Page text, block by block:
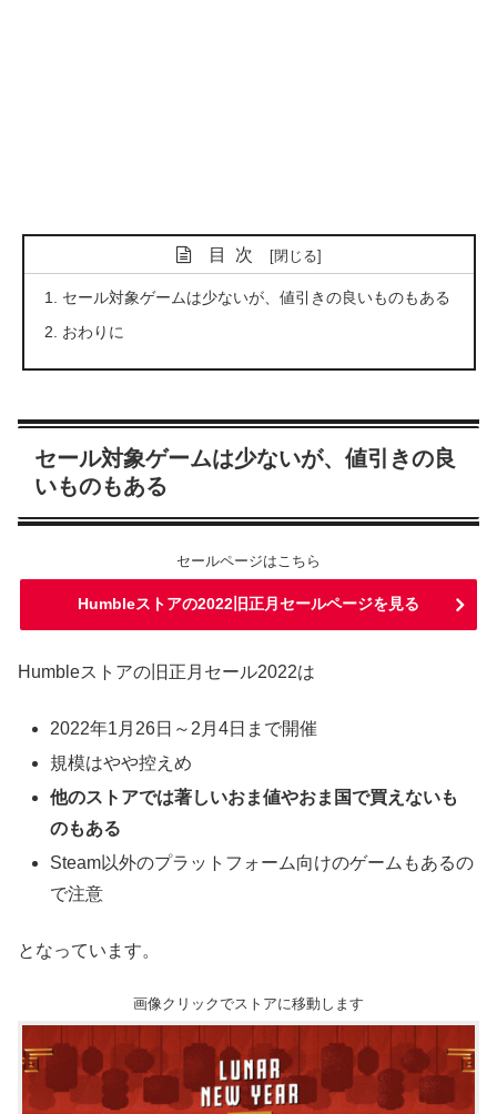
目次
セール対象ゲームは少ないが、値引きの良いものもある
おわりに
セール対象ゲームは少ないが、値引きの良
いものもある
セールページはこちら
Humbleストアの2022旧正月セールページを見る
Humbleストアの旧正月セール2022は
2022年1月26日～2月4日まで開催
規模はやや控えめ
他のストアでは著しいおま値やおま国で買えないも
のもある
Steam以外のプラットフォーム向けのゲームもあるの
で注意
となっています。
画像クリックでストアに移動します